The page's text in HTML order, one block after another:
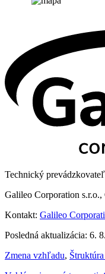
Technický
Galileo Corporation
Kontakt: Galileo
Posledná aktualizácia: 6.
Zmena vzhľadu,